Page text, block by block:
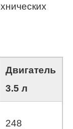
Двигатель
3.5 л
248